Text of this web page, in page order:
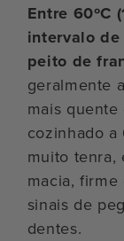
Entre 60ºC
intervalo
peito de
geralmente
mais
cozinhado a
muito tenra,
macia,
sinais de
dentes.